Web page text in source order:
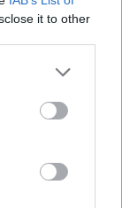
it to other
more Google
may click to
tags to
below Google
–